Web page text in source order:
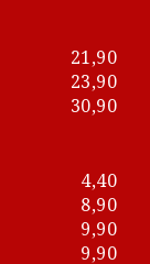
21,90
23,90
30,90
4,40
8,90
9,90
9,90